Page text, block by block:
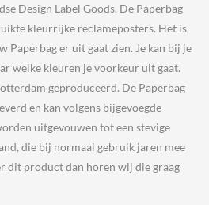
Design Label Goods. De Paperbag
kleurrijke reclameposters. Het is
Paperbag er uit gaat zien. Je kan bij je
welke kleuren je voorkeur uit gaat.
geproduceerd. De Paperbag
en kan volgens bijgevoegde
uitgevouwen tot een stevige
die bij normaal gebruik jaren mee
dit product dan horen wij die graag